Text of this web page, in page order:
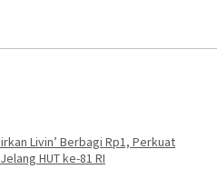
Livin’ Berbagi Rp1, Perkuat
HUT ke-81 RI